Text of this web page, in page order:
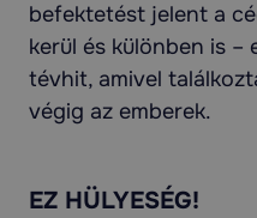
befektetést jelent a
kerül és különben is –
tévhit, amivel
végig az emberek.
EZ HÜLYESÉG!